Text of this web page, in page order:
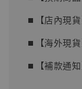
⏹︎【店內現
⏹︎【海外現
⏹︎【補款通